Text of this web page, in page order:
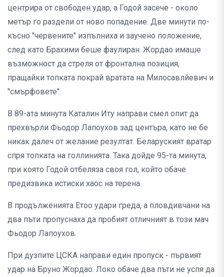
центрира от свободен удар, а Годой засече - около
метър го раздели от ново попадение. Две минути по-
късно "червените" изпълниха и заучено положение,
след като Брахими беше фаулиран. Жордао имаше
възможност да стреля от фронтална позиция,
пращайки топката покрай вратата на Милосавлйевич и
"смърфовете".
В 89-ата минута Каталин Иту направи смел опит да
прехвърли Фьодор Лапоухов зад центъра, като не бе
никак далеч от желание резултат. Беларуският вратар
спря топката на голлинията. Така дойде 95-та минута,
при която Годой отбеляза своя гол, който обаче
предизвика истиски хаос на терена.
В продълженията Етоо удари греда, а пловдивчани на
два пъти пропуснаха да пробият отличният в този мач
Фьодор Лапоухов.
При дузпите ЦСКА направи един пропуск - първият
удар на Бруно Жордао. Локо обаче два пъти не успя да